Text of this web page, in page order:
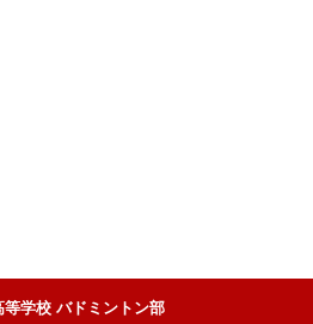
等学校 バドミントン部